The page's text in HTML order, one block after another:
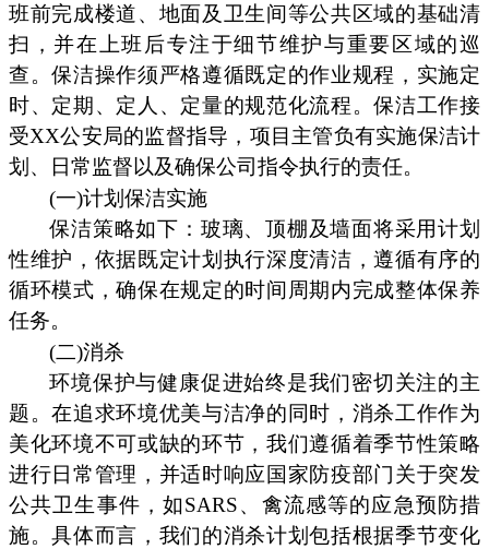
班前完成楼道、地面及卫生间等公共区域的基础清
扫，并在上班后专注于细节维护与重要区域的巡
查。保洁操作须严格遵循既定的作业规程，实施定
时、定期、定人、定量的规范化流程。保洁工作接
受XX公安局的监督指导，项目主管负有实施保洁计
划、日常监督以及确保公司指令执行的责任。
(一)计划保洁实施
保洁策略如下：玻璃、顶棚及墙面将采用计划
性维护，依据既定计划执行深度清洁，遵循有序的
循环模式，确保在规定的时间周期内完成整体保养
任务。
(二)消杀
环境保护与健康促进始终是我们密切关注的主
题。在追求环境优美与洁净的同时，消杀工作作为
美化环境不可或缺的环节，我们遵循着季节性策略
进行日常管理，并适时响应国家防疫部门关于突发
公共卫生事件，如SARS、禽流感等的应急预防措
施。具体而言，我们的消杀计划包括根据季节变化